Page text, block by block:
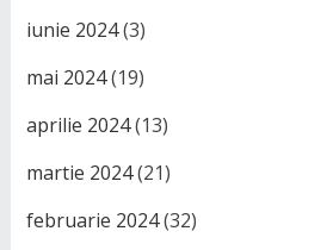
iunie 2024(3)
mai 2024(19)
aprilie 2024(13)
martie 2024(21)
februarie 2024(32)